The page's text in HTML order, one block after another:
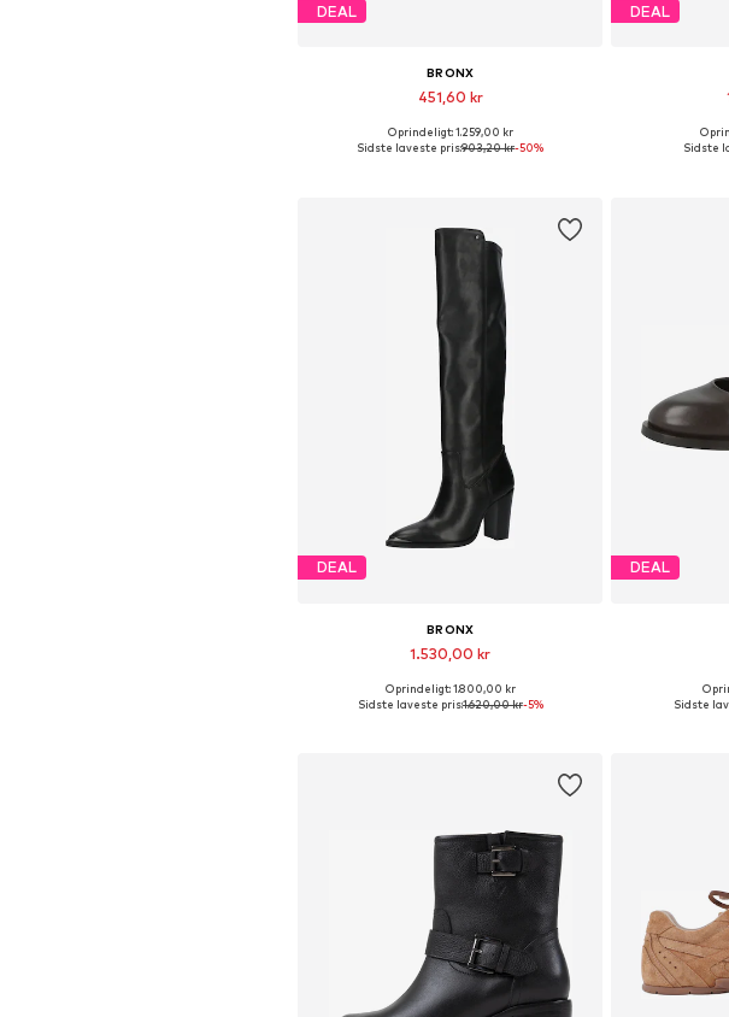
DEAL
BRONX
451,60 kr
Tilgængelige størrelser: 37, 41
Oprindeligt: 1.259,00 kr
Sidste laveste pris:903,20 kr-50%
DEAL
Fås
Sidste
DEAL
BRONX
1.530,00 kr
Fås i mange størrelser
Oprindeligt: 1.800,00 kr
Sidste laveste pris:1.620,00 kr-5%
DEAL
Sidste